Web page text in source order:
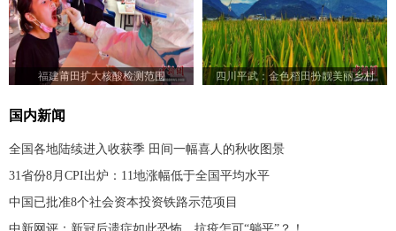
福建莆田扩大核酸检测范围 四川平武：金色稻田扮靓美丽乡村
国内新闻
全国各地陆续进入收获季 田间一幅喜人的秋收图景
31省份8月CPI出炉：11地涨幅低于全国平均水平
中国已批准8个社会资本投资铁路示范项目